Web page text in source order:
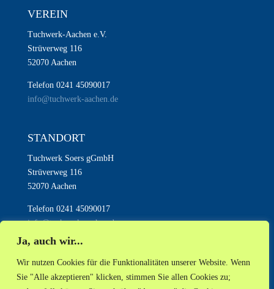
Ja, auch wir...
Wir nutzen Cookies für die Funktionalitäten unserer Website. Wenn
Sie "Alle akzeptieren" klicken, stimmen Sie allen Cookies zu;
VEREIN
Tuchwerk-Aachen e.V.
Strüverweg 116
52070 Aachen
Telefon 0241 45090017
info@tuchwerk-aachen.de
STANDORT
Tuchwerk Soers gGmbH
Strüverweg 116
52070 Aachen
Telefon 0241 45090017
info@tuchwerk-aachen.de